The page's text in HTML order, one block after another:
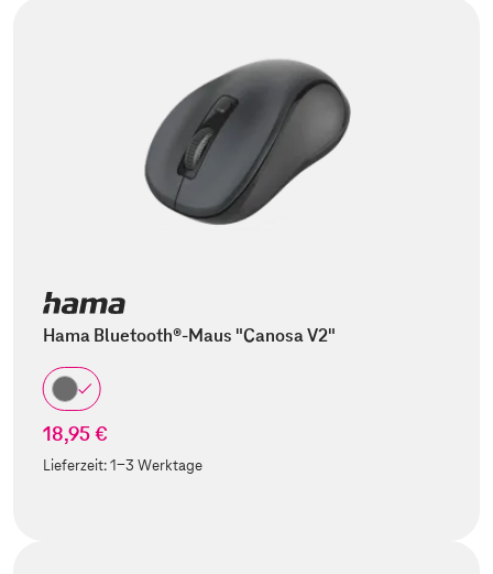
Hama Bluetooth®-Maus "Canosa V2"
18,95 €
Lieferzeit:1-3 Werktage